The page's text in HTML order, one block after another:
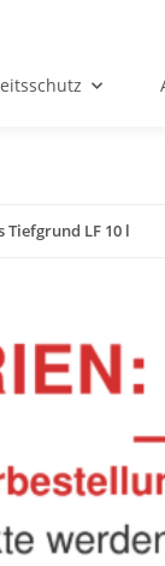
Tiefgrund LF 10 l